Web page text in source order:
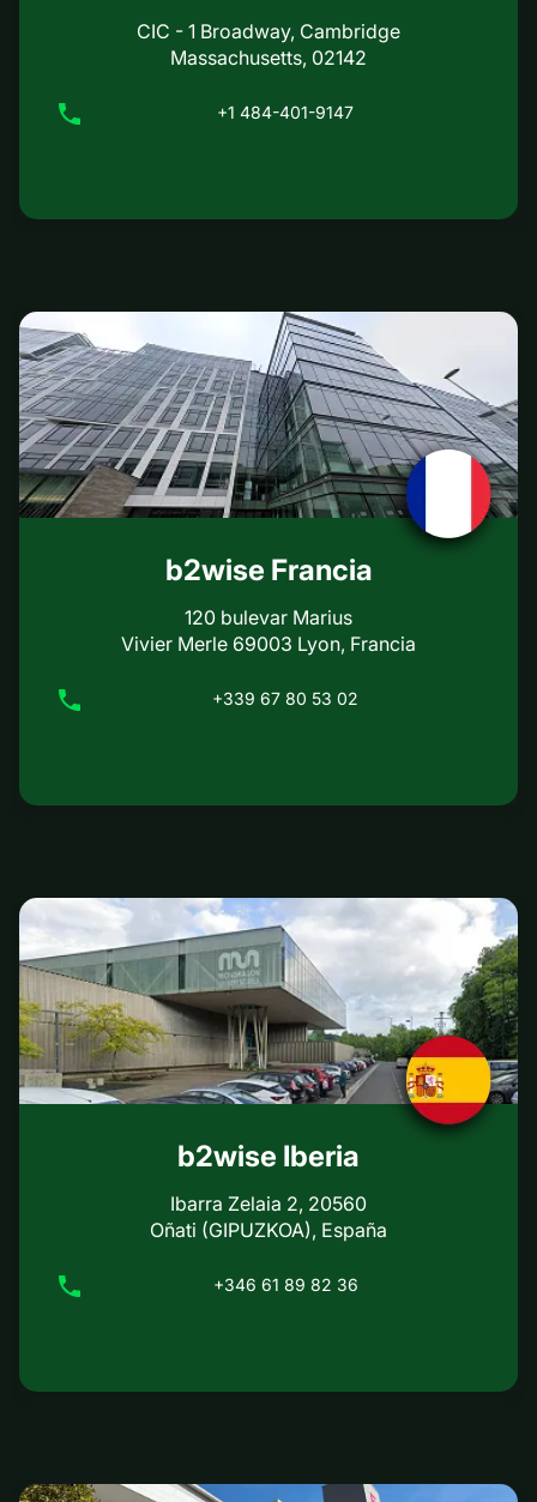
CIC - 1 Broadway, Cambridge
Massachusetts, 02142
+1 484-401-9147
b2wise Francia
120 bulevar Marius
Vivier Merle 69003 Lyon, Francia
+339 67 80 53 02
b2wise Iberia
Ibarra Zelaia 2, 20560
Oñati (GIPUZKOA), España
+346 61 89 82 36